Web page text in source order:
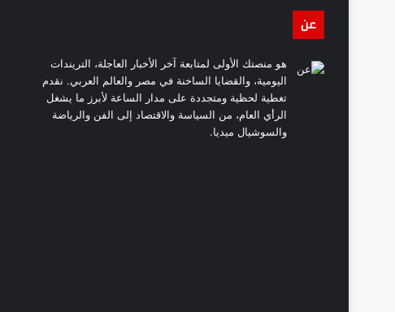
عن
هو منصتك الأولى لمتابعة آخر الأخبار العاجلة، التريندات
اليومية، والقضايا الساخنة في مصر والعالم العربي. نقدم
تغطية لحظية ومتجددة على مدار الساعة لأبرز ما يشغل
الرأي العام، من السياسة والاقتصاد إلى الفن والرياضة
والسوشيال ميديا.